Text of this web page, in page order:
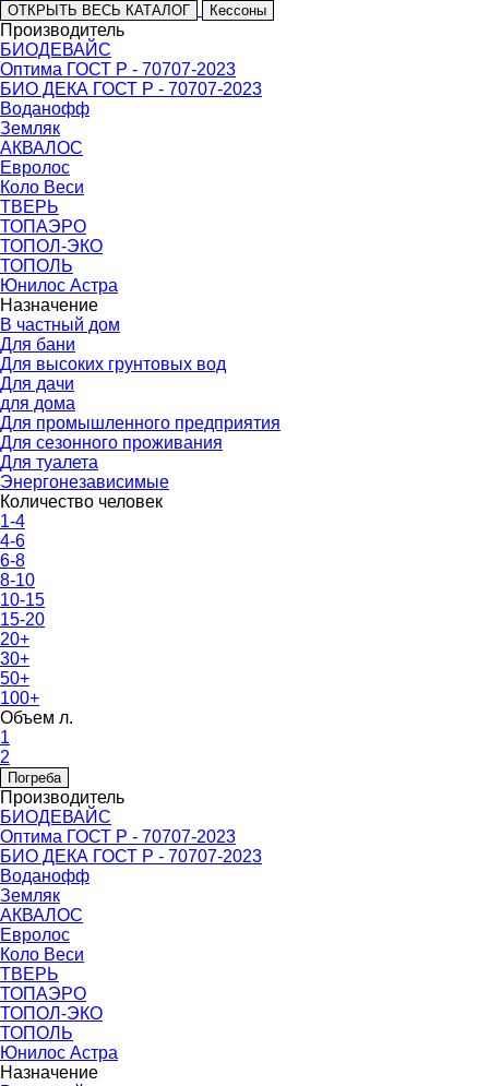
ОТКРЫТЬ ВЕСЬ КАТАЛОГ Кессоны
Производитель
БИОДЕВАЙС
Оптима ГОСТ Р - 70707-2023
БИО ДЕКА ГОСТ Р - 70707-2023
Воданофф
Земляк
АКВАЛОС
Евролос
Коло Веси
ТВЕРЬ
ТОПАЭРО
ТОПОЛ-ЭКО
ТОПОЛЬ
Юнилос Астра
Назначение
В частный дом
Для бани
Для высоких грунтовых вод
Для дачи
для дома
Для промышленного предприятия
Для сезонного проживания
Для туалета
Энергонезависимые
Количество человек
1-4
4-6
6-8
8-10
10-15
15-20
20+
30+
50+
100+
Объем л.
1
2
Погреба
Производитель
БИОДЕВАЙС
Оптима ГОСТ Р - 70707-2023
БИО ДЕКА ГОСТ Р - 70707-2023
Воданофф
Земляк
АКВАЛОС
Евролос
Коло Веси
ТВЕРЬ
ТОПАЭРО
ТОПОЛ-ЭКО
ТОПОЛЬ
Юнилос Астра
Назначение